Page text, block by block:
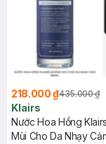
218.000 ₫435.000 ₫
Klairs
Nước Hoa Hồng
Mùi Cho Da Nhạy